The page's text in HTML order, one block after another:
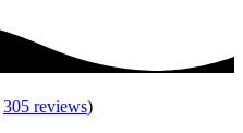
305 reviews)